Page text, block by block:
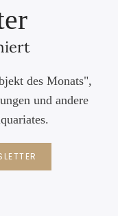
des Monats",
und andere